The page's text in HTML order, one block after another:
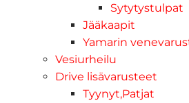
Sytytystulpat
Jääkaapit
Yamarin
Vesiurheilu
Drive lisävarusteet
Tyynyt,Patjat